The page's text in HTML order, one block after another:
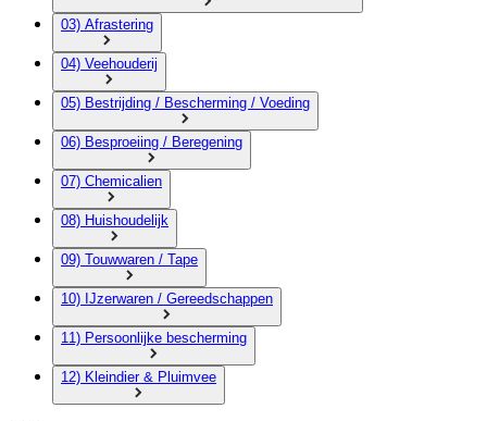
03) Afrastering
04) Veehouderij
05) Bestrijding / Bescherming / Voeding
06) Besproeiing / Beregening
07) Chemicalien
08) Huishoudelijk
09) Touwwaren / Tape
10) IJzerwaren / Gereedschappen
11) Persoonlijke bescherming
12) Kleindier & Pluimvee